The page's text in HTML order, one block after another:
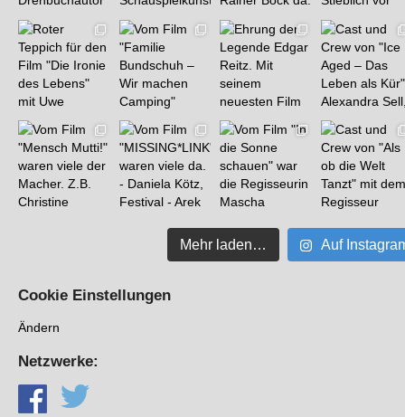
Mehr laden… Auf
Cookie Einstellungen
Ändern
Netzwerke: